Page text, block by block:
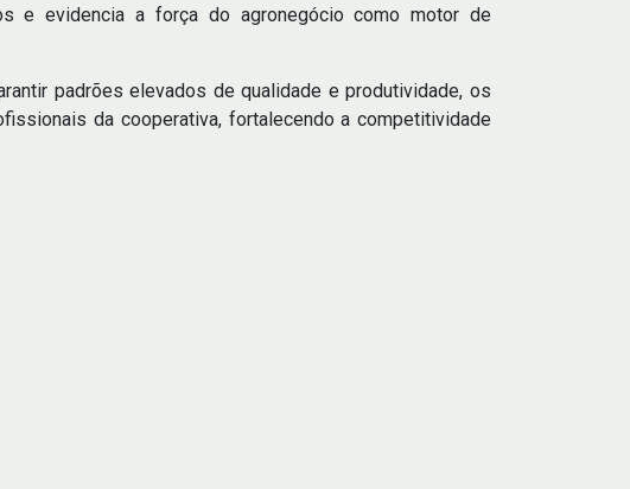
e evidencia a força do agronegócio como motor de
padrões elevados de qualidade e produtividade, os
da cooperativa, fortalecendo a competitividade